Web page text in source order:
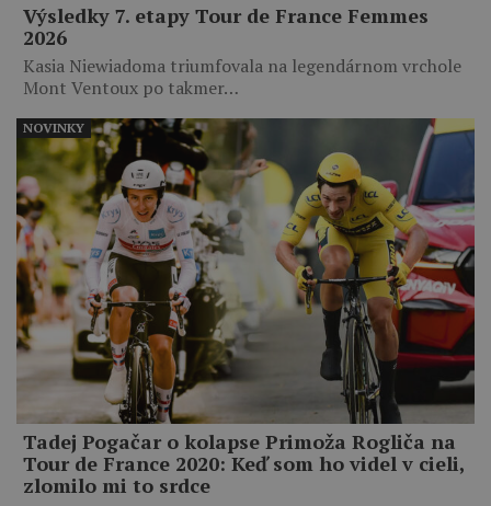
Výsledky 7. etapy Tour de France Femmes
2026
Kasia Niewiadoma triumfovala na legendárnom vrchole
Mont Ventoux po takmer…
Tadej Pogačar o kolapse Primoža Rogliča na
Tour de France 2020: Keď som ho videl v cieli,
zlomilo mi to srdce
NOVINKY